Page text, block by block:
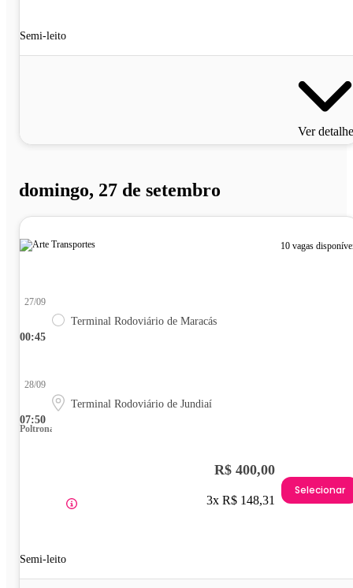
Semi-leito
Ver
domingo, 27 de setembro
10 vagas
00:45
27/09
Terminal Rodoviário de Maracás
07:50
28/09
Terminal Rodoviário de Jundiaí
Poltrona
Semi-leito
R$ 400,00
3x R$ 148,31
Selecionar